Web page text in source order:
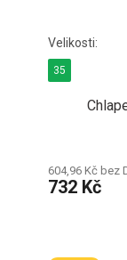
604,96 Kč bez
732 Kč
35